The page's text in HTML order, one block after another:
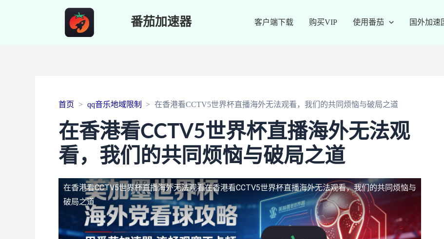
番茄加速器 客户端下载 购买VIP 使用番茄 国外加速
首页 qq音乐地域限制 在香港看CCTV5世界杯直播海外无法观看，我们的共同烦恼与破局之道
在香港看CCTV5世界杯直播海外无法观
看，我们的共同烦恼与破局之道
在香港看CCTV5世界杯直播海外无法观看在香港看CCTV5世界杯直播海外无法观看，我们的共同烦恼与
破局之道